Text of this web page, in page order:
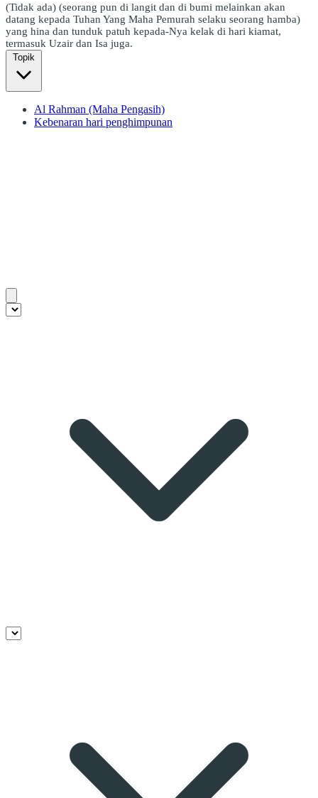
(Tidak ada) (seorang pun di langit dan di bumi melainkan akan
datang kepada Tuhan Yang Maha Pemurah selaku seorang hamba)
yang hina dan tunduk patuh kepada-Nya kelak di hari kiamat,
termasuk Uzair dan Isa juga.
Topik
Al Rahman (Maha Pengasih)
Kebenaran hari penghimpunan